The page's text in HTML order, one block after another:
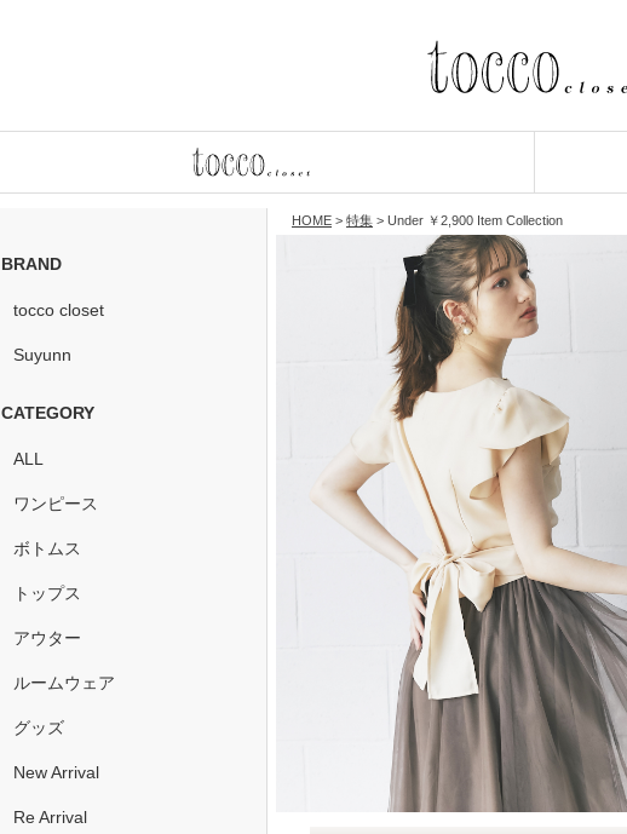
BRAND
tocco closet
Suyunn
CATEGORY
ALL
ワンピース
ボトムス
トップス
アウター
ルームウェア
グッズ
New Arrival
Re Arrival
HOME > 特集 > Under ￥2,900 Item Collection